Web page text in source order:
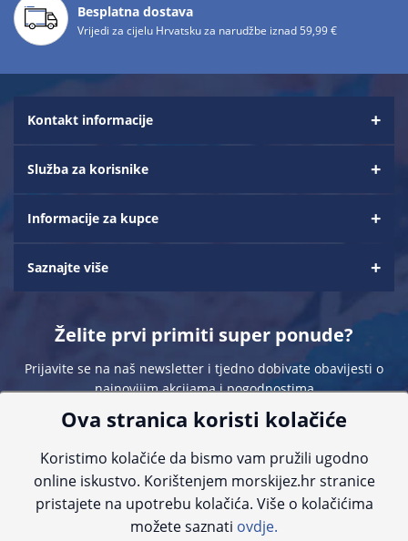
Besplatna dostava
Vrijedi za cijelu Hrvatsku za narudžbe iznad 59,99 €
Kontakt informacije
Služba za korisnike
Informacije za kupce
Saznajte više
Želite prvi primiti super ponude?
Prijavite se na naš newsletter i tjedno dobivate obavijesti o
najnovijim akcijama i pogodnostima
Sve navedene cijene sadrže PDV. Pokušavamo osigurati što preciznije
informacije, ali zbog tehnoloških ograničenja ne možemo garantirati potpunu
Ova stranica koristi kolačiće
Koristimo kolačiće da bismo vam pružili ugodno
online iskustvo. Korištenjem morskijez.hr stranice
pristajete na upotrebu kolačića. Više o kolačićima
možete saznati ovdje.